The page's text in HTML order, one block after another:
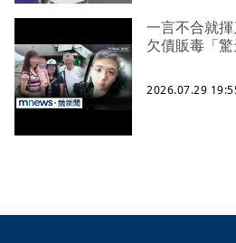
一言不合就
欠債販毒「驚
2026.07.29